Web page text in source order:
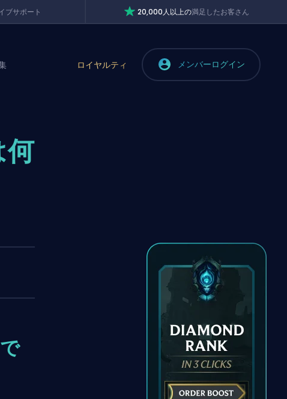
ブサポート 20,000人以上の満足したお客さん
ロイヤルティ メンバーログイン
何